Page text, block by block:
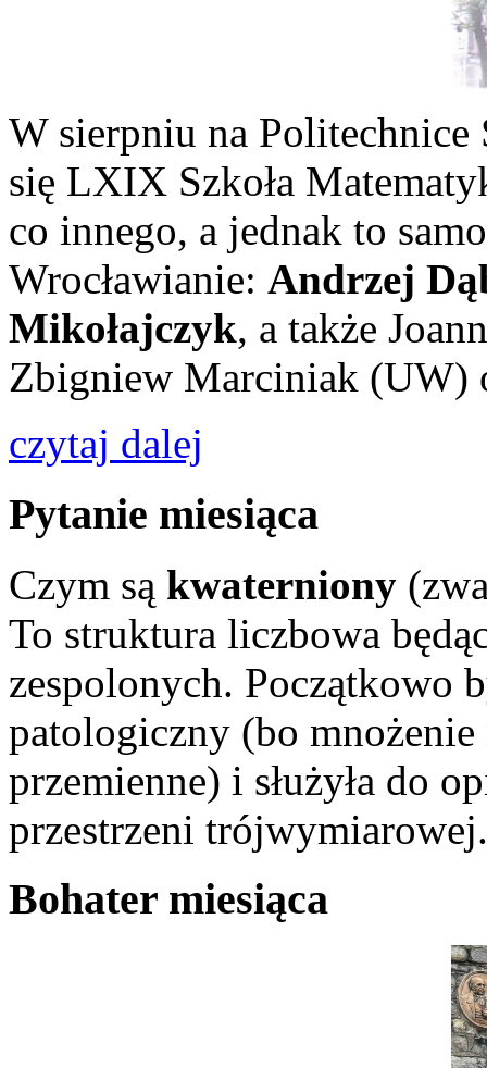
W sierpniu na
się LXIX Szkoła
co innego, a jednak to
Wrocławianie: Andrzej
Mikołajczyk, a także
Zbigniew Marciniak (UW)
czytaj dalej
Pytanie miesiąca
Czym są kwaterniony
To struktura liczbowa
zespolonych. Początkowo
patologiczny (bo
przemienne) i służyła do
przestrzeni trójwymiarowej.
Bohater miesiąca